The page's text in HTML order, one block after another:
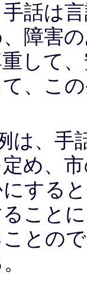
話は
障害
して
、こ
、手
め、
する
こと
との